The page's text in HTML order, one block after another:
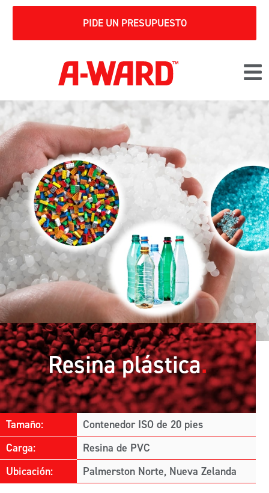
PIDE UN PRESUPUESTO
Tamaño:
Contenedor ISO de 20 pies
Carga:
Resina de PVC
Ubicación:
Palmerston Norte, Nueva Zelanda
Resina plástica